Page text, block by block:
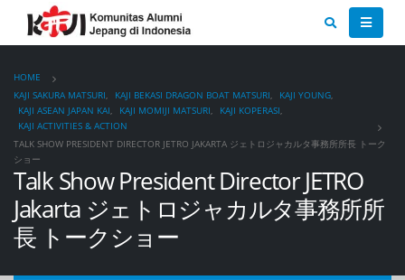
HOME
KAJI SAKURA MATSURI, KAJI BEKASI DRAGON BOAT MATSURI, KAJI YOUNG,
KAJI ASEAN JAPAN KAI, KAJI MOMIJI MATSURI, KAJI KOPERASI,
KAJI ACTIVITIES & ACTION
TALK SHOW PRESIDENT DIRECTOR JETRO JAKARTA ジェトロジャカルタ事務所所長 トーク
ショー
Talk Show President Director JETRO
Jakarta ジェトロジャカルタ事務所所
長 トークショー